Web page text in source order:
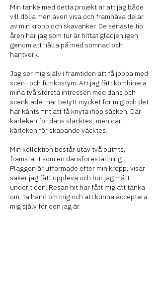
Min tanke med detta projekt är att jag både
vill dölja men även visa och framhäva delar
av min kropp och skavanker. De senaste tio
åren har jag som tur är hittat glädjen igen
genom att hålla på med sömnad och
hantverk.
Jag ser mig själv i framtiden att få jobba med
scen- och filmkostym. Att jag fått kombinera
mina två största intressen med dans och
scenkläder har betytt mycket för mig och det
har känts fint att få knyta ihop säcken. Där
kärleken för dans släcktes, men där
kärleken för skapande väcktes.
Min kollektion består utav två outfits,
framställt som en dansföreställning.
Plaggen är utformade efter min kropp, visar
saker jag fått uppleva och hur jag mått
under tiden. Resan hit har fått mig att tänka
om, ta hand om mig och att kunna acceptera
mig själv för den jag är.